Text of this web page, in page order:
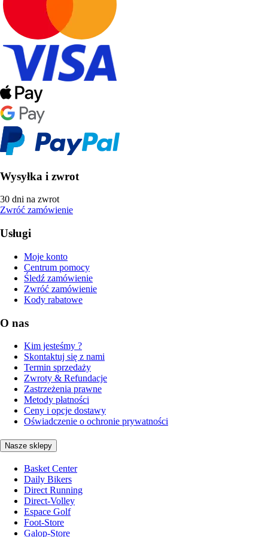
Wysyłka i zwrot
30 dni na zwrot
Zwróć zamówienie
Usługi
Moje konto
Centrum pomocy
Śledź zamówienie
Zwróć zamówienie
Kody rabatowe
O nas
Kim jesteśmy ?
Skontaktuj się z nami
Termin sprzedaży
Zwroty & Refundacje
Zastrzeżenia prawne
Metody płatności
Ceny i opcje dostawy
Oświadczenie o ochronie prywatności
Nasze sklepy
Basket Center
Daily Bikers
Direct Running
Direct-Volley
Espace Golf
Foot-Store
Galop-Store